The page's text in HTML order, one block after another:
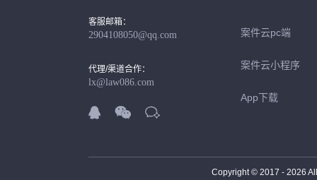
客服邮箱：
2904108050@qq.com
代理/渠道合作：
lx@law086.com
  
案件云pc端
案件云小程序
App下载
Copyright © 2017 - 2026